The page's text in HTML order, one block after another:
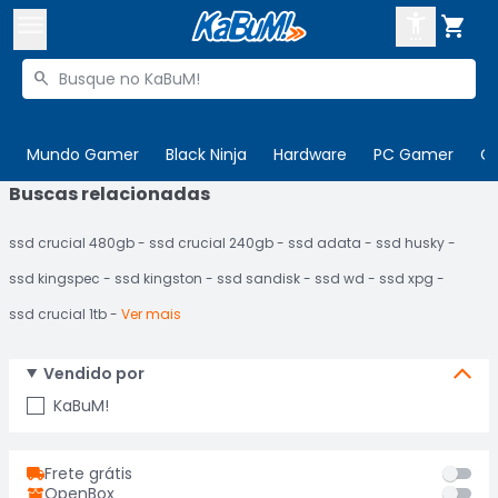

Buscar produtos

Mundo Gamer Black Ninja Hardware PC Gamer

 Departamentos
Cupons
 Ativar tradutor em libras
ENTRE
CADASTRE-SE
Buscas relacionadas
ssd crucial 480gb ssd crucial 240gb ssd adata
ssd husky
ssd kingspec
ssd kingston ssd sandisk ssd wd
ssd xpg
ssd crucial 1tb
Ver mais
Vendido por
KaBuM!
Frete grátis
OpenBox